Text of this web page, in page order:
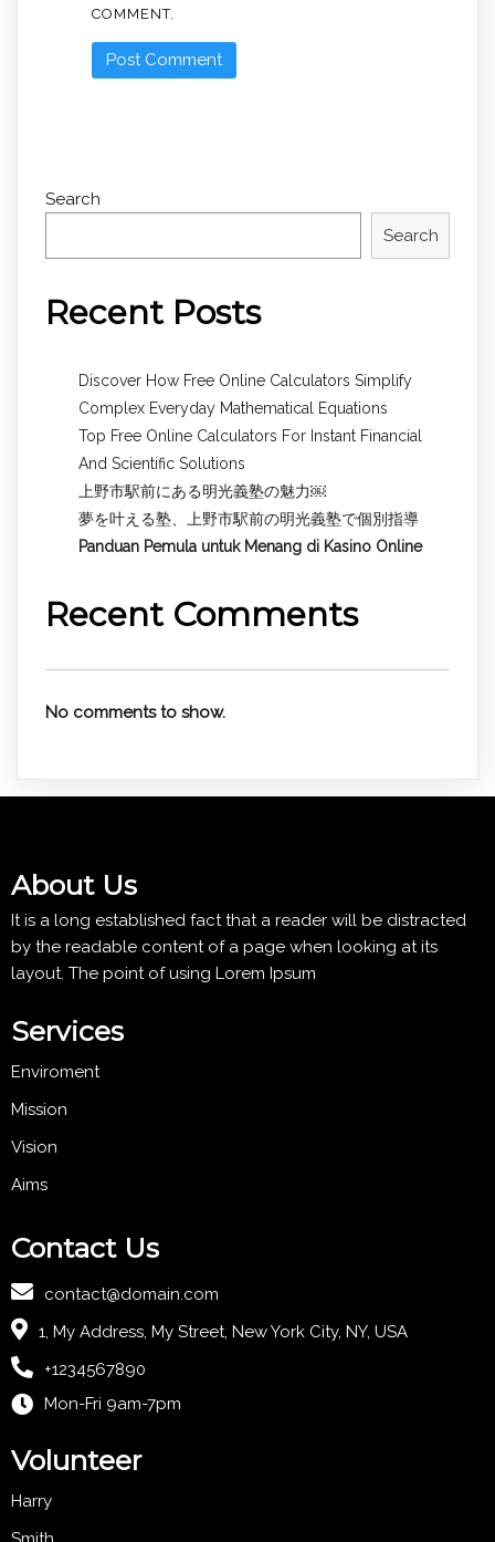
COMMENT.
Search
Search
Recent Posts
Discover How Free Online Calculators Simplify
Complex Everyday Mathematical Equations
Top Free Online Calculators For Instant Financial
And Scientific Solutions
上野市駅前にある明光義塾の魅力￼
夢を叶える塾、上野市駅前の明光義塾で個別指導
Panduan Pemula untuk Menang di Kasino Online
Recent Comments
No comments to show.
About Us
It is a long established fact that a reader will be distracted
by the readable content of a page when looking at its
layout. The point of using Lorem Ipsum
Services
Enviroment
Mission
Vision
Aims
Contact Us
contact@domain.com
1, My Address, My Street, New York City, NY, USA
+1234567890
Mon-Fri 9am-7pm
Volunteer
Harry